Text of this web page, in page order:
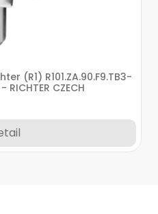
(R1) R101.ZA.90.F9.TB3-
CZECH